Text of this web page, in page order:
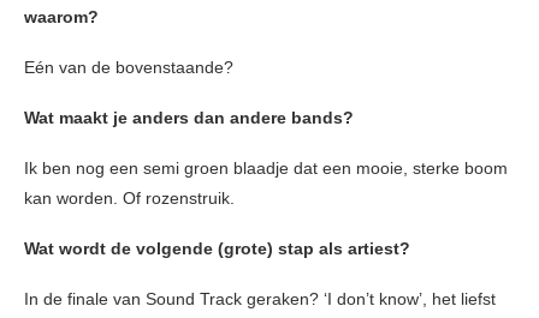
waarom?
Eén van de bovenstaande?
Wat maakt je anders dan andere bands?
Ik ben nog een semi groen blaadje dat een mooie, sterke boom
kan worden. Of rozenstruik.
Wat wordt de volgende (grote) stap als artiest?
In de finale van Sound Track geraken? ‘I don’t know’, het liefst